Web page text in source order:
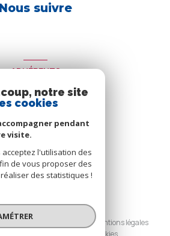
Nous suivre
ADHÉRENTS
adhérons
| Tous droits réservés
Nos partenaires
Mentions légales
Cookies
notre site
cookies
pendant
visite.
l'utilisation des
de vous proposer des
des statistiques !